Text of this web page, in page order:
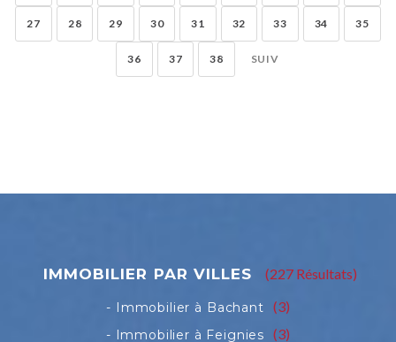
27 28 29 30 31 32 33 34 35
36 37 38 SUIV
(227 Résultats)
(3)
(3)